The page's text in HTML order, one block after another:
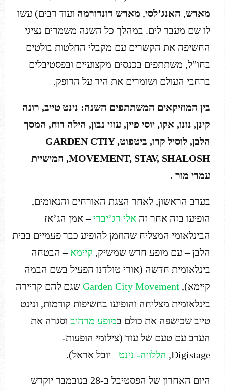
מארש, האנג’לסי, מארש דונדורמה ועוד רבים) עשו
לו שם מעבר לים. במהלך כל השנה משמרים נציגי
החשיפה את הקשרים עם מקבלי החלטות בולטים
בחו”ל, משתתפים בכנסים מקצועיים ובפסטיבלים
ברחבי העולם ושומרים את היד על הדופק.
בין המוזיקאים המשתתפים השנה: נינט טייב, רונה
קינן, נונו, אקו, יוסי פיין, עוזי נבון, הילה רוח, המסך
הלבן, לוסיל קרו, ביטפוט,GARDEN CTIY
MOVEMENT, STAV, SHALOSH, חמישיית
עמרי מור .
בערב הראשון, לאחר הצגת האורחים והנאומים,
הופיעו בזה אחר זה אלי דג’יברי– אמן הג’אז
הבינלאומי המצליח שהוזמן להופיע כבר פעמיים בבית
הלבן – עם מופע חדש שמשיק, קיימא – הבטחה
בינלאומית חדשה (אורי טולדנו הפעיל בשם הבמה
קיימא), Garden City Movement שגם להם קריירה
בינלאומית מצליחה והופיעו בחשיפות קודמות, ונינט
טייב שכישפה את כולם במופע מרהיב וסגרה את
הערב עם טעם של עוד (צילומי הופעות-
Digistage, הללויה- נינט– יובל אראל).
היום האחרון של הפסטיבל ב-28 בנובמבר יוקדש